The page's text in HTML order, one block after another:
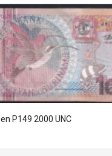
P149 2000 UNC